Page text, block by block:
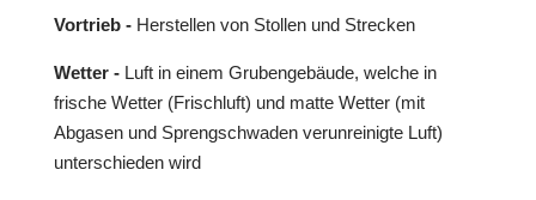
Vortrieb - Herstellen von Stollen und Strecken
Wetter - Luft in einem Grubengebäude, welche in
frische Wetter (Frischluft) und matte Wetter (mit
Abgasen und Sprengschwaden verunreinigte Luft)
unterschieden wird